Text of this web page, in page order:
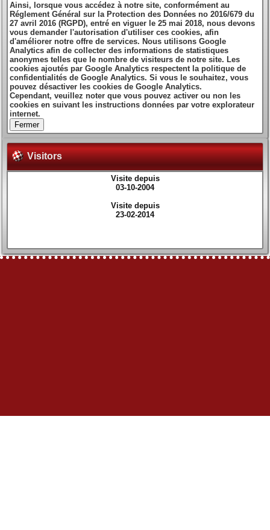
Ainsi, lorsque vous accédez à notre site, conformément au
Réglement Général sur la Protection des Données no 2016/679 du
27 avril 2016 (RGPD), entré en viguer le 25 mai 2018, nous devons
vous demander l'autorisation d'utiliser ces cookies, afin
d'améliorer notre offre de services. Nous utilisons Google
Analytics afin de collecter des informations de statistiques
anonymes telles que le nombre de visiteurs de notre site. Les
cookies ajoutés par Google Analytics respectent la politique de
confidentialités de Google Analytics. Si vous le souhaitez, vous
pouvez désactiver les cookies de Google Analytics.
Cependant, veuillez noter que vous pouvez activer ou non les
cookies en suivant les instructions données par votre explorateur
internet.
Fermer
Visitors
Visite depuis
03-10-2004
Visite depuis
23-02-2014